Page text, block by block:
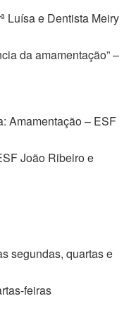
Luísa e Dentista Meiry
da amamentação” –
Amamentação – ESF
João Ribeiro e
segundas, quartas e
feiras